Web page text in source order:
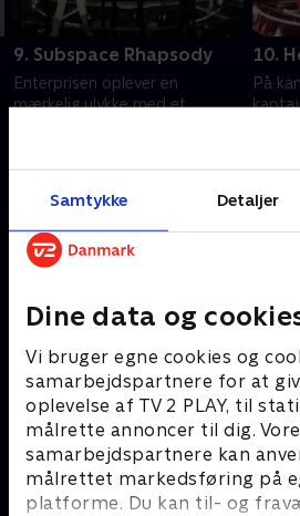
Samtykke Detaljer
Dine data og
Vi bruger egne cookies og
samarbejdspartnere for at
oplevelse af TV 2 PLAY, til
målrette annoncer til dig.
samarbejdspartnere kan
målrettet markedsføring på
platforme. Du kan til- og
9. Subspace Rhapsody
Enterprisen oplever en
mærkelig ulykke med et
10.
På
Andre så også
The Rainmaker